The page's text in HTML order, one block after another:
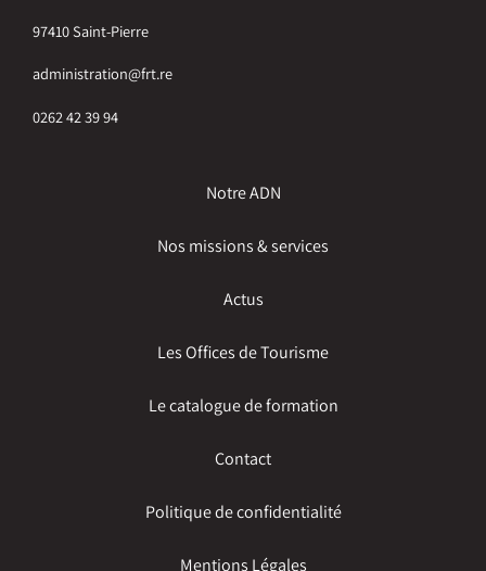
97410 Saint-Pierre
administration@frt.re
0262 42 39 94
Notre ADN
Nos missions & services
Actus
Les Offices de Tourisme
Le catalogue de formation
Contact
Politique de confidentialité
Mentions Légales